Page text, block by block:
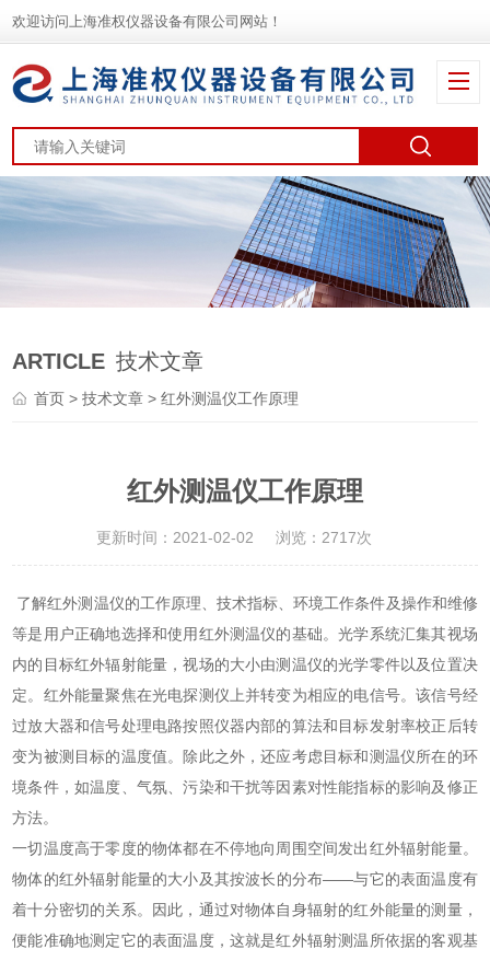
欢迎访问上海准权仪器设备有限公司网站！
ARTICLE 技术文章
首页 >技术文章 > 红外测温仪工作原理
红外测温仪工作原理
更新时间：2021-02-02 浏览：2717次
了解红外测温仪的工作原理、技术指标、环境工作条件及操作和维修
等是用户正确地选择和使用红外测温仪的基础。光学系统汇集其视场
内的目标红外辐射能量，视场的大小由测温仪的光学零件以及位置决
定。红外能量聚焦在光电探测仪上并转变为相应的电信号。该信号经
过放大器和信号处理电路按照仪器内部的算法和目标发射率校正后转
变为被测目标的温度值。除此之外，还应考虑目标和测温仪所在的环
境条件，如温度、气氛、污染和干扰等因素对性能指标的影响及修正
方法。
一切温度高于零度的物体都在不停地向周围空间发出红外辐射能量。
物体的红外辐射能量的大小及其按波长的分布——与它的表面温度有
着十分密切的关系。因此，通过对物体自身辐射的红外能量的测量，
便能准确地测定它的表面温度，这就是红外辐射测温所依据的客观基